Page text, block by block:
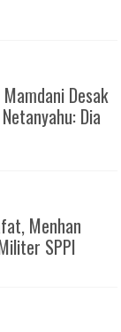
Desak
Dia
Menhan
SPPI